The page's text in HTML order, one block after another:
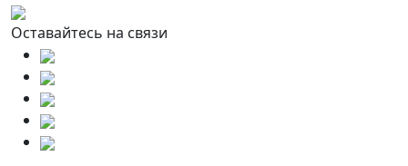
Оставайтесь на связи